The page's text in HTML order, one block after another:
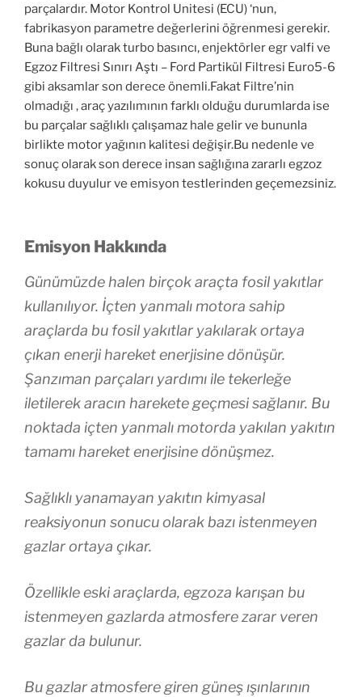
parçalardır. Motor Kontrol Unitesi (ECU) ‘nun,
fabrikasyon parametre değerlerini öğrenmesi gerekir.
Buna bağlı olarak turbo basıncı, enjektörler egr valfi ve
Egzoz Filtresi Sınırı Aştı – Ford Partikül Filtresi Euro5-6
gibi aksamlar son derece önemli.Fakat Filtre’nin
olmadığı , araç yazılımının farklı olduğu durumlarda ise
bu parçalar sağlıklı çalışamaz hale gelir ve bununla
birlikte motor yağının kalitesi değişir.Bu nedenle ve
sonuç olarak son derece insan sağlığına zararlı egzoz
kokusu duyulur ve emisyon testlerinden geçemezsiniz.
Emisyon Hakkında
Günümüzde halen birçok araçta fosil yakıtlar
kullanılıyor. İçten yanmalı motora sahip
araçlarda bu fosil yakıtlar yakılarak ortaya
çıkan enerji hareket enerjisine dönüşür.
Şanzıman parçaları yardımı ile tekerleğe
iletilerek aracın harekete geçmesi sağlanır. Bu
noktada içten yanmalı motorda yakılan yakıtın
tamamı hareket enerjisine dönüşmez.
Sağlıklı yanamayan yakıtın kimyasal
reaksiyonun sonucu olarak bazı istenmeyen
gazlar ortaya çıkar.
Özellikle eski araçlarda, egzoza karışan bu
istenmeyen gazlarda atmosfere zarar veren
gazlar da bulunur.
Bu gazlar atmosfere giren güneş ışınlarının